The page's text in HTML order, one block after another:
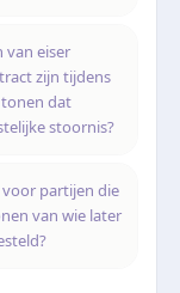
van eiser
zijn tijdens
dat
stoornis?
partijen die
van wie later